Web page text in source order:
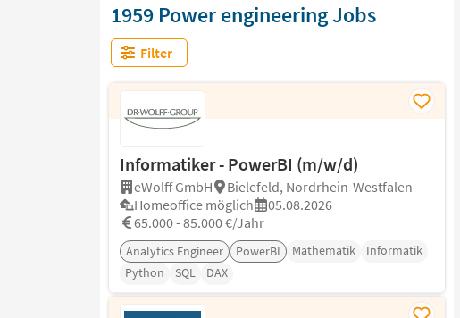
1959 Power engineering Jobs
Filter
Informatiker - PowerBI (m/w/d)
eWolff GmbH
Bielefeld, Nordrhein-Westfalen
Homeoffice möglich
05.08.2026
65.000 - 85.000 €/Jahr
Analytics Engineer PowerBI Mathematik
Informatik
Python
SQL DAX